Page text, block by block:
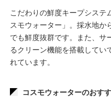
こだわりの鮮度キープシステ
スモウォーター」。採水地か
でも鮮度抜群です。また、サ
るクリーン機能を搭載してい
れています。
コスモウォーターのおす